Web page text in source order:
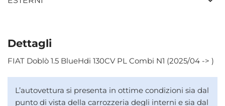
Dettagli
FIAT Doblò 1.5 BlueHdi 130CV PL Combi N1 (2025/04 -> )
L’autovettura si presenta in ottime condizioni sia dal
punto di vista della carrozzeria degli interni e sia dal